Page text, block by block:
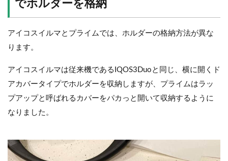
でホルダーを格納
アイコスイルマとプライムでは、ホルダーの格納方法が異な
ります。
アイコスイルマは従来機であるIQOS3Duoと同じ、横に開くド
アカバータイプでホルダーを収納しますが、プライムはラッ
プアップと呼ばれるカバーをパカっと開いて収納するように
なりました。